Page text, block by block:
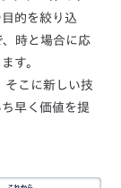
的を絞り込
時と場合に応
す。
そこに新しい技
早く価値を提